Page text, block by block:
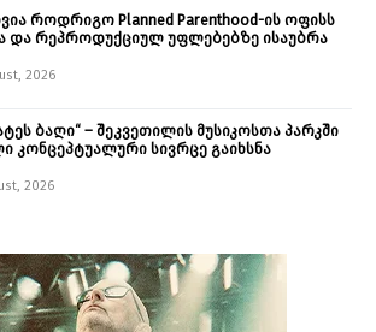
როდრიგო Planned Parenthood-ის ოფისს
და რეპროდუქციულ უფლებებზე ისაუბრა
2026
ბაღი“ – შეკვეთილის მუსიკოსთა პარკში
კონცეპტუალური სივრცე გაიხსნა ￼
2026